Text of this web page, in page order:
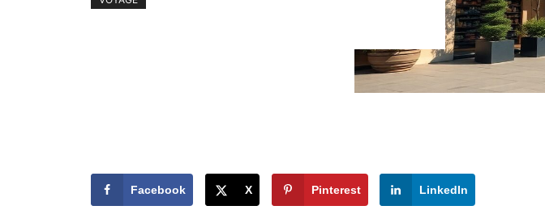
Facebook X Pinterest LinkedIn